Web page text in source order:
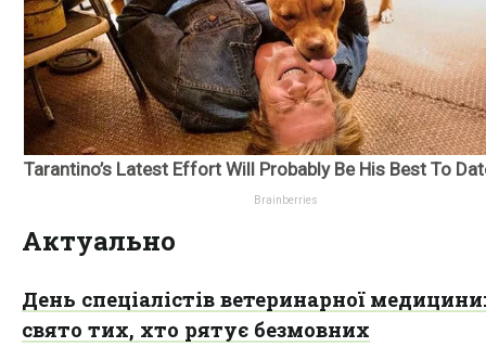
Актуально
День спеціалістів ветеринарної медицини:
свято тих, хто рятує безмовних